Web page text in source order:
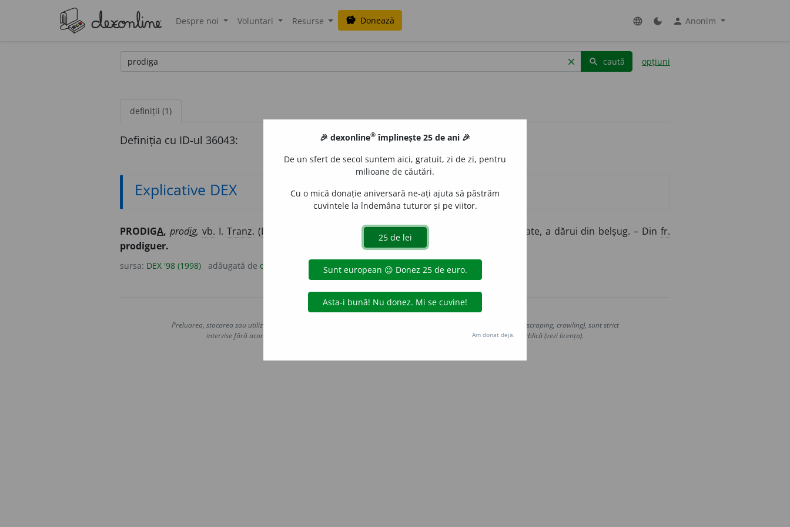
Despre noi Voluntari Resurse savings Donează language dark_mode person Anonim
clear search caută opțiuni
definiții (1)
Definiția cu ID-ul 36043:
Explicative DEX
PRODIGA, prodig, vb. I. Tranz. (Livr. ) A cheltui fără măsură, a risipi; a acorda cu generozitate, a dărui din belșug. – Dinfr.
prodiguer.
sursa: DEX '98 (1998) adăugată de oprocopiuc acțiuni
Copyright © 2004-2026 dexonline (https://dexonline.ro)
Preluarea, stocarea sau utilizarea datelor de pe acest site, inclusiv prin orice metode de extragere automată (web scraping, crawling), sunt strict
interzise fără acordul nostru prealabil scris, cu excepția seturilor de date oferite oficial spre utilizare publică (vezi licența).
🎉 dexonline® împlinește 25 de ani 🎉
De un sfert de secol suntem aici, gratuit, zi de zi, pentru
milioane de căutări.
Cu o mică donație aniversară ne-ați ajuta să păstrăm
cuvintele la îndemâna tuturor și pe viitor.
Am donat deja.